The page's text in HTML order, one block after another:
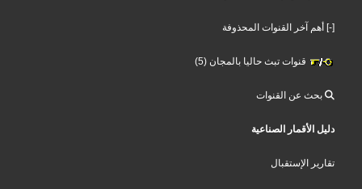
[-] أهم آخر القنوات المحذوفة
قنوات تبث حاليا بالمجان (5)
بحث عن القنوات
دليل الأقمار الصناعية
تقارير الإستقبال